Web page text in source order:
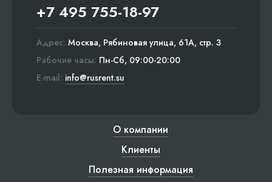
+7 495 755-18-97
Адрес: Москва, Рябиновая улица, 61А, стр. 3
Рабочие часы: Пн-Сб, 09:00-20:00
E-mail: info@rusrent.su
О компании
Клиенты
Полезная информация